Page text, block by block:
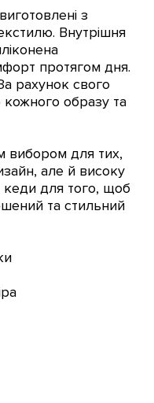
з
Внутрішня
протягом дня.
рахунок свого
кожного образу та
вибором для тих,
але й високу
кеди для того, щоб
та стильний